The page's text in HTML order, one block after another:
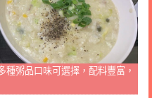
種粥品口味可選擇，配料豐富，